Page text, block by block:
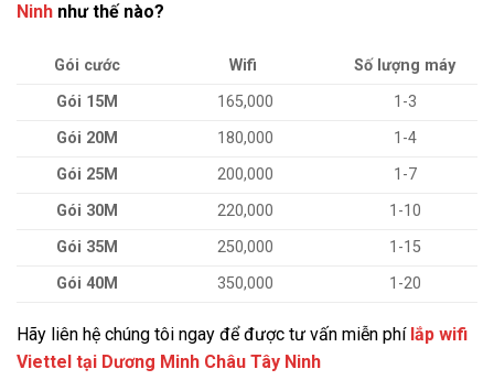
Ninh như thế nào?
Gói cước Wifi
Số lượng máy
Gói 15M
165,000
1-3
Gói 20M
180,000
1-4
Gói 25M
200,000
1-7
Gói 30M
220,000
1-10
Gói 35M
250,000
1-15
Gói 40M
350,000 1-20
Hãy liên hệ chúng tôi ngay để được tư vấn miễn phí lắp wifi
Viettel tại Dương Minh Châu Tây Ninh